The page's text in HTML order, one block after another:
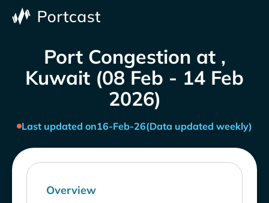
Port Congestion at ,
Kuwait (08 Feb - 14 Feb
2026)
Last updated on16-Feb-26(Data updated weekly)
Overview